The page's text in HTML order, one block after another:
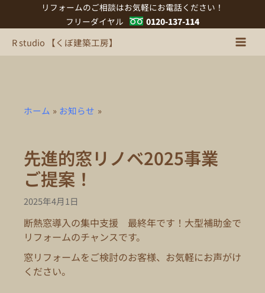
リフォームのご相談はお気軽にお電話ください！
フリーダイヤル
0120-137-114
R studio 【くぼ建築工房】
ホーム お知らせ
先進的窓リノベ2025事業
ご提案！
2025年4月1日
断熱窓導入の集中支援 最終年です！大型補助金で
リフォームのチャンスです。
窓リフォームをご検討のお客様、お気軽にお声がけ
ください。